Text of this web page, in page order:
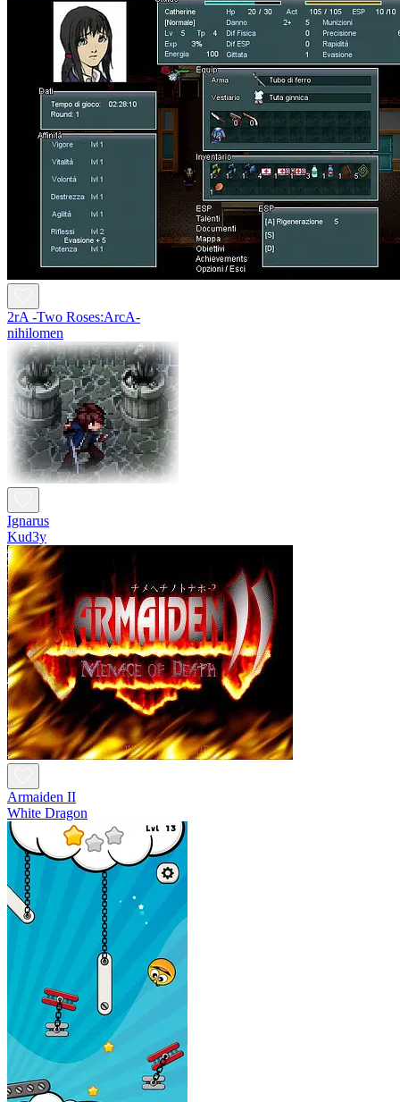
2rA -Two Roses:ArcA-
nihilomen
Ignarus
Kud3y
Armaiden II
White Dragon